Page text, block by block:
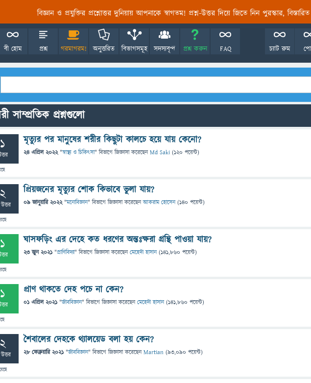
বিজ্ঞান ও প্রযুক্তির প্রশ্নোত্তর দুনিয়ায় আপনাকে স্বাগতম! প্রশ্ন-উত্তর দিয়ে জিতে নিন পুরস্কার, বিস্তারিত
বী হোম প্রশ্ন গরমাগরম! অনুত্তরিত বিভাগসমূহ সদস্যবৃন্দ প্রশ্ন করুন FAQ চ্যাট রুম
সাম্প্রতিক প্রশ্নগুলো
1 মৃত্যুর পর মানুষের শরীর কিছুটা কালচে হয়ে যায় কেনো?
24 এপ্রিল 2022 "স্বাস্থ্য ও চিকিৎসা" বিভাগে জিজ্ঞাসাকরেছেনMd Saki (120 পয়েন্ট)
2 প্রিয়জনের মৃত্যুর শোক কিভাবে ভুলা যায়?
09 জানুয়ারি 2022 "মনোবিজ্ঞান" বিভাগে জিজ্ঞাসাকরেছেনআকরাম হোসেন (140 পয়েন্ট)
1 ঘাসফড়িং এর দেহে কত ধরণের অন্তঃক্ষরা গ্রন্থি পাওয়া যায়?
23 জুন 2021 "প্রাণিবিদ্যা" বিভাগে জিজ্ঞাসাকরেছেনমেহেদী হাসান (141,860 পয়েন্ট)
1 প্রাণ থাকতে দেহ পচে না কেন?
01 এপ্রিল 2021 "জীববিজ্ঞান" বিভাগে জিজ্ঞাসাকরেছেনমেহেদী হাসান (141,860 পয়েন্ট)
2 শৈবালের দেহকে থ্যালয়েড বলা হয় কেন?
28 ফেব্রুয়ারি 2021 "জীববিজ্ঞান" বিভাগে জিজ্ঞাসাকরেছেনMartian (93,090 পয়েন্ট)